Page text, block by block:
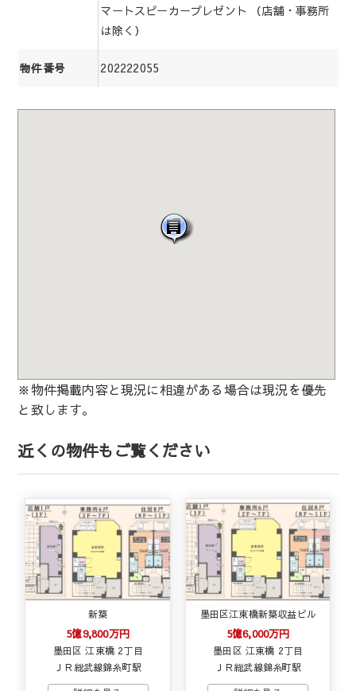
マートスピーカープレゼント （店舗・事務所
は除く）
物件番号 202222055
※物件掲載内容と現況に相違がある場合は現況を優先
と致します。
近くの物件もご覧ください
新築
5億9,800万円
墨田区 江東橋 2丁目
ＪＲ総武線錦糸町駅
墨田区江東橋新築収益ビル
5億6,000万円
墨田区 江東橋 2丁目
ＪＲ総武線錦糸町駅